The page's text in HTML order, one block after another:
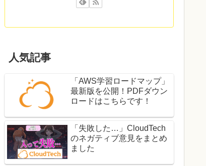
人気記事
「AWS学習ロードマップ」
最新版を公開！PDFダウン
ロードはこちらです！
「失敗した…」CloudTech
のネガティブ意見をまとめ
ました